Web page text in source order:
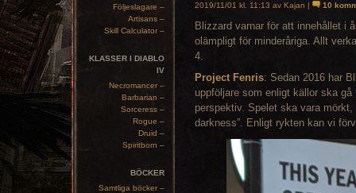
Följeslagare –
Artisans –
Skill Calculator –
KLASSER I DIABLO
IV
Necromancer –
Barbarian –
Sorceress –
Rogue –
Druid –
Spiritborn –
BÖCKER
Samtliga böcker –
2019/11/01 kl. 11:13 av Kajan | 10
Blizzard varnar för att innehållet i
olämpligt för minderåriga. Allt
4.
Project Fenris: Sedan 2016 har
uppföljare som enligt källor ska
perspektiv. Spelet ska vara
darkness”. Enligt rykten kan vi